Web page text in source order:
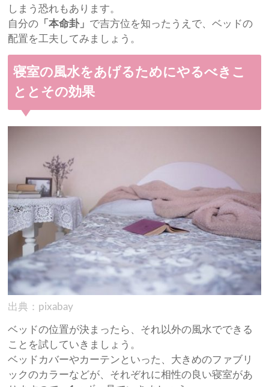
しまう恐れもあります。
自分の 「本命卦」 で吉方位を知ったうえで、ベッドの
配置を工夫してみましょう。
寝室の風水をあげるためにやるべきこ
ととその効果
出典：pixabay
ベッドの位置が決まったら、それ以外の風水でできる
ことを試していきましょう。
ベッドカバーやカーテンといった、大きめのファブリ
ックのカラーなどが、それぞれに相性の良い寝室があ